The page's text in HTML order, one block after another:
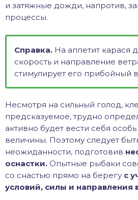
и затяжные дожди, напротив,
процессы.
Справка. На аппетит карася
скорость и направление
стимулирует его прибойный
Несмотря на сильный голод,
предсказуемое, трудно
активно будет вести себя
величины. Поэтому следует
неожиданности, подготовив
оснастки. Опытные рыбаки
со снастью прямо на берегу с
условий, силы и направления